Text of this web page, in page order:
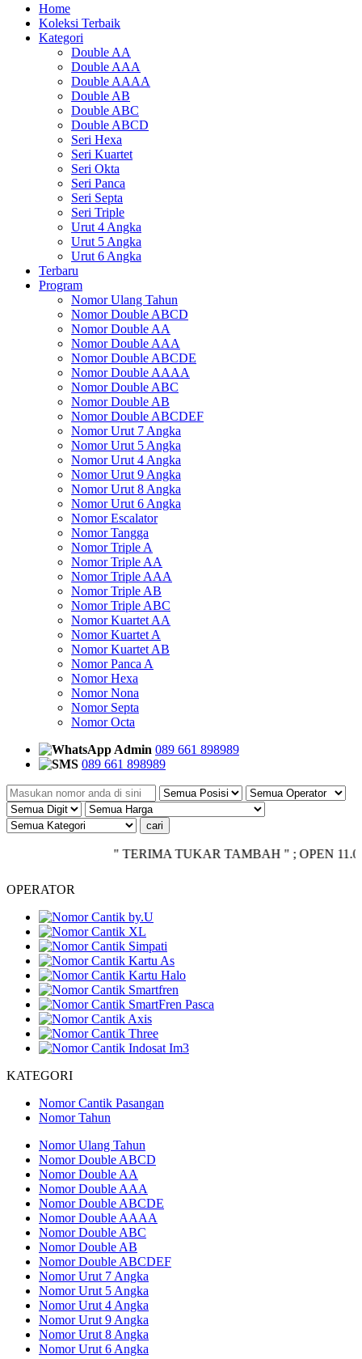
Home
Koleksi Terbaik
Kategori
Double AA
Double AAA
Double AAAA
Double AB
Double ABC
Double ABCD
Seri Hexa
Seri Kuartet
Seri Okta
Seri Panca
Seri Septa
Seri Triple
Urut 4 Angka
Urut 5 Angka
Urut 6 Angka
Terbaru
Program
Nomor Ulang Tahun
Nomor Double ABCD
Nomor Double AA
Nomor Double AAA
Nomor Double ABCDE
Nomor Double AAAA
Nomor Double ABC
Nomor Double AB
Nomor Double ABCDEF
Nomor Urut 7 Angka
Nomor Urut 5 Angka
Nomor Urut 4 Angka
Nomor Urut 9 Angka
Nomor Urut 8 Angka
Nomor Urut 6 Angka
Nomor Escalator
Nomor Tangga
Nomor Triple A
Nomor Triple AA
Nomor Triple AAA
Nomor Triple AB
Nomor Triple ABC
Nomor Kuartet AA
Nomor Kuartet A
Nomor Kuartet AB
Nomor Panca A
Nomor Hexa
Nomor Nona
Nomor Septa
Nomor Octa
Admin 089 661 898989
089 661 898989
" TERIMA TUKAR TAMBAH " ; OPEN 11.00 -
OPERATOR
KATEGORI
Nomor Cantik Pasangan
Nomor Tahun
Nomor Ulang Tahun
Nomor Double ABCD
Nomor Double AA
Nomor Double AAA
Nomor Double ABCDE
Nomor Double AAAA
Nomor Double ABC
Nomor Double AB
Nomor Double ABCDEF
Nomor Urut 7 Angka
Nomor Urut 5 Angka
Nomor Urut 4 Angka
Nomor Urut 9 Angka
Nomor Urut 8 Angka
Nomor Urut 6 Angka